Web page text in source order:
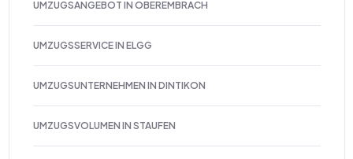
UMZUGSANGEBOT IN OBEREMBRACH
UMZUGSSERVICE IN ELGG
UMZUGSUNTERNEHMEN IN DINTIKON
UMZUGSVOLUMEN IN STAUFEN